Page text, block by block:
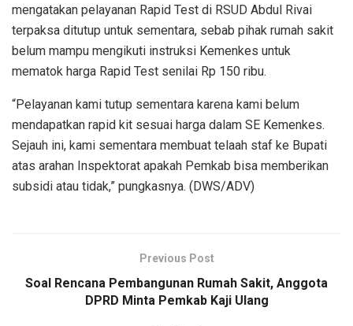
mengatakan pelayanan Rapid Test di RSUD Abdul Rivai
terpaksa ditutup untuk sementara, sebab pihak rumah sakit
belum mampu mengikuti instruksi Kemenkes untuk
mematok harga Rapid Test senilai Rp 150 ribu.
“Pelayanan kami tutup sementara karena kami belum
mendapatkan rapid kit sesuai harga dalam SE Kemenkes.
Sejauh ini, kami sementara membuat telaah staf ke Bupati
atas arahan Inspektorat apakah Pemkab bisa memberikan
subsidi atau tidak,” pungkasnya. (DWS/ADV)
Previous Post
Soal Rencana Pembangunan Rumah Sakit, Anggota
DPRD Minta Pemkab Kaji Ulang